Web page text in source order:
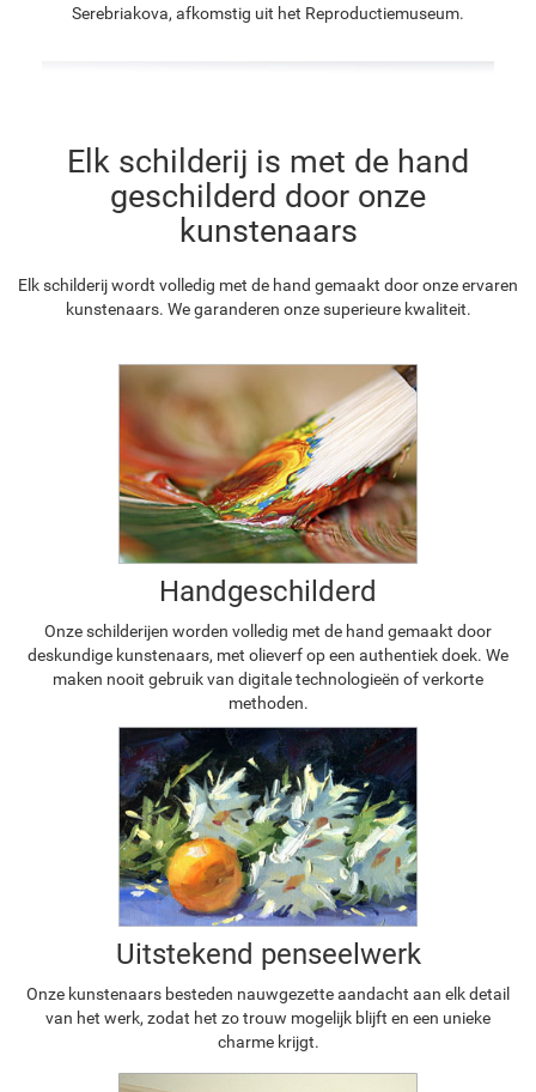
Serebriakova, afkomstig uit het Reproductiemuseum.
Elk schilderij is met de hand
geschilderd door onze
kunstenaars
Elk schilderij wordt volledig met de hand gemaakt door onze ervaren
kunstenaars. We garanderen onze superieure kwaliteit.
Handgeschilderd
Onze schilderijen worden volledig met de hand gemaakt door
deskundige kunstenaars, met olieverf op een authentiek doek. We
maken nooit gebruik van digitale technologieën of verkorte
methoden.
Uitstekend penseelwerk
Onze kunstenaars besteden nauwgezette aandacht aan elk detail
van het werk, zodat het zo trouw mogelijk blijft en een unieke
charme krijgt.